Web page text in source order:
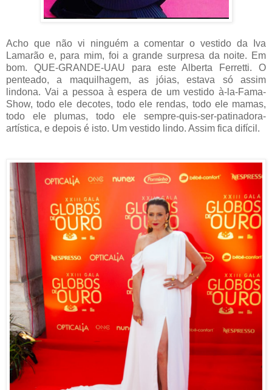
Acho que não vi ninguém a comentar o vestido da Iva
Lamarão e, para mim, foi a grande surpresa da noite. Em
bom. QUE-GRANDE-UAU para este Alberta Ferretti. O
penteado, a maquilhagem, as jóias, estava só assim
lindona. Vai a pessoa à espera de um vestido à-la-Fama-
Show, todo ele decotes, todo ele rendas, todo ele mamas,
todo ele plumas, todo ele sempre-quis-ser-patinadora-
artística, e depois é isto. Um vestido lindo. Assim fica difícil.